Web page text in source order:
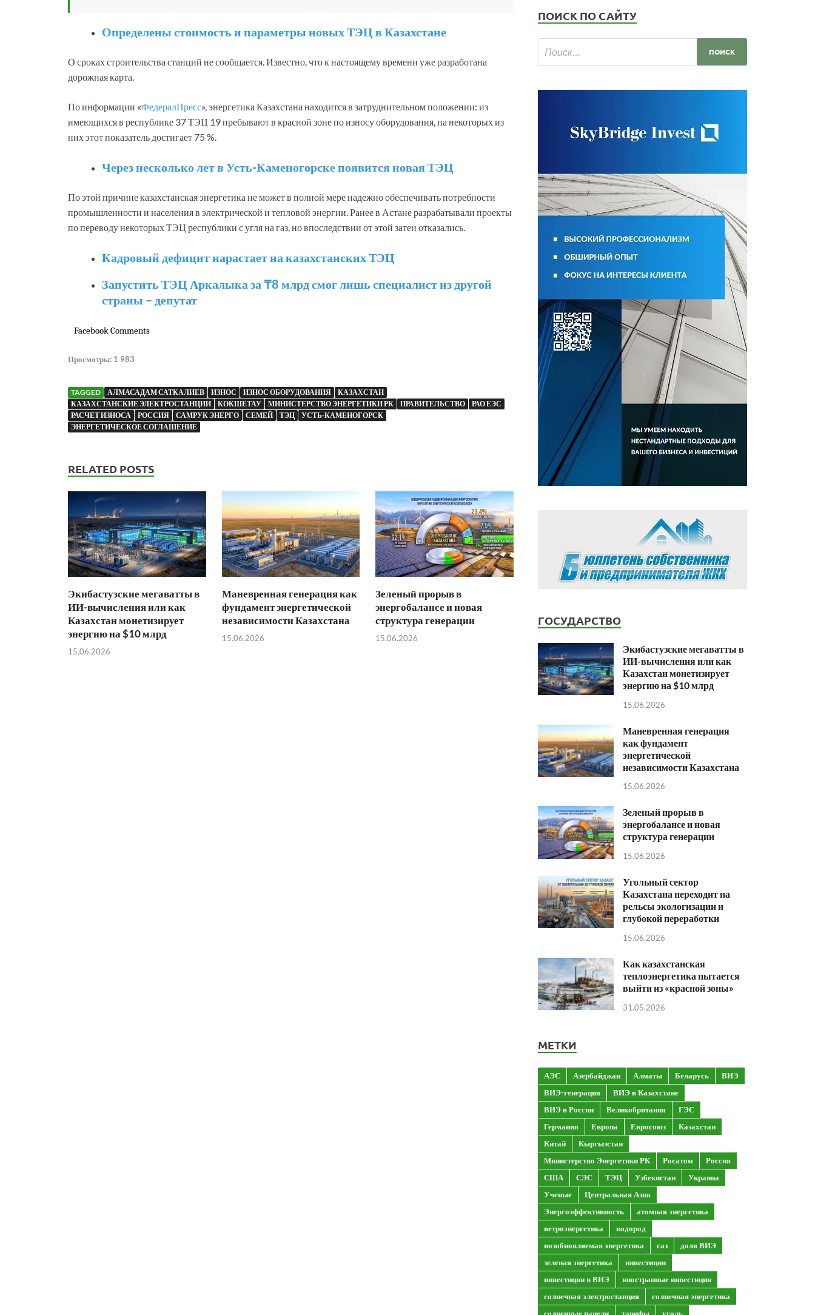
Определены стоимость и параметры новых ТЭЦ в Казахстане
О сроках строительства станций не сообщается. Известно, что к настоящему времени уже разработана
дорожная карта.
По информации «ФедералПресс», энергетика Казахстана находится в затруднительном положении: из
имеющихся в республике 37 ТЭЦ 19 пребывают в красной зоне по износу оборудования, на некоторых из
них этот показатель достигает 75 %.
Через несколько лет в Усть-Каменогорске появится новая ТЭЦ
По этой причине казахстанская энергетика не может в полной мере надежно обеспечивать потребности
промышленности и населения в электрической и тепловой энергии. Ранее в Астане разрабатывали проекты
по переводу некоторых ТЭЦ республики с угля на газ, но впоследствии от этой затеи отказались.
Кадровый дефицит нарастает на казахстанских ТЭЦ
Запустить ТЭЦ Аркалыка за ₸8 млрд смог лишь специалист из другой
страны – депутат
Facebook Comments
Просмотры: 1 983
TAGGED АЛМАСАДАМ САТКАЛИЕВ ИЗНОС ИЗНОС ОБОРУДОВАНИЯ
КАЗАХСТАН
КАЗАХСТАНСКИЕ ЭЛЕКТРОСТАНЦИИ
КОКШЕТАУ МИНИСТЕРСТВО ЭНЕРГЕТИКИ РК ПРАВИТЕЛЬСТВО
РАО ЕЭС
РАСЧЕТ ИЗНОСА
РОССИЯ САМРУК ЭНЕРГО СЕМЕЙ ТЭЦ
УСТЬ-КАМЕНОГОРСК
ЭНЕРГЕТИЧЕСКОЕ СОГЛАШЕНИЕ
RELATED POSTS
Экибастузские мегаватты в
ИИ-вычисления или как
Казахстан монетизирует
энергию на $10 млрд
15.06.2026
Маневренная генерация как
фундамент энергетической
независимости Казахстана
15.06.2026
Зеленый прорыв в
энергобалансе и новая
структура генерации
15.06.2026
ПОИСК ПО САЙТУ
ГОСУДАРСТВО
Экибастузские мегаватты в
ИИ-вычисления или как
Казахстан монетизирует
энергию на $10 млрд
15.06.2026
Маневренная генерация
как фундамент
энергетической
независимости Казахстана
15.06.2026
Зеленый прорыв в
энергобалансе и новая
структура генерации
15.06.2026
Угольный сектор
Казахстана переходит на
рельсы экологизации и
глубокой переработки
15.06.2026
Как казахстанская
теплоэнергетика пытается
выйти из «красной зоны»
31.05.2026
МЕТКИ
АЭС Азербайджан Алматы Беларусь
ВИЭ
ВИЭ-генерация
ВИЭ в Казахстане
ВИЭ в России
Великобритания
ГЭС
Германия
Европа Евросоюз
Казахстан
Китай
Кыргызстан
Министерство Энергетики РК
Росатом
Россия
США
СЭС ТЭЦ Узбекистан
Украина
Ученые
Центральная Азия
Энергоэффективность
атомная энергетика
ветроэнергетика
водород
возобновляемая энергетика
газ
доля ВИЭ
зеленая энергетика
инвестиции
инвестиции в ВИЭ
иностранные инвестиции
солнечная электростанция
солнечная энергетика
солнечные панели
тарифы уголь